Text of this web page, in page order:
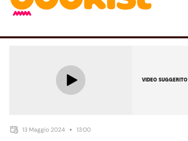
VIDEO SUGGERITO
13 Maggio 2024 13:00